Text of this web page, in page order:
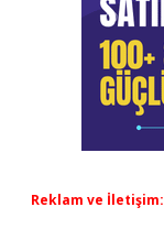
Reklam ve İletişim: